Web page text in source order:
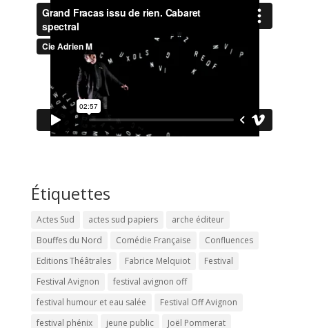
Étiquettes
Actes Sud actes sud papiers
arche éditeur
Bouffes du Nord
Comédie Française
Confluences
Editions Théâtrales
Fabrice Melquiot
Festival
Festival Avignon
festival avignon off
festival humour et eau salée
Festival Off Avignon
festival phénix
jeune public Joël Pommerat